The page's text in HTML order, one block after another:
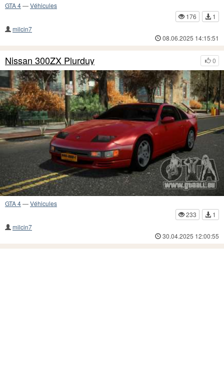
GTA 4—Véhicules
176
1
milcin7
08.06.2025 14:15:51
0
Nissan 300ZX Plurduy
GTA 4—Véhicules
233
1
milcin7
30.04.2025 12:00:55